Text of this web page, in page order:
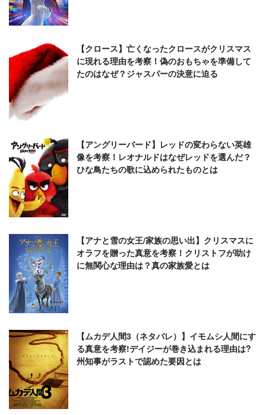
【クロース】亡くなったクロースがクリスマス
に現れる理由を考察！偽のおもちゃを準備して
たのはなぜ？ジャスパーの決意に迫る
【アングリーバード】レッドの変わらない英雄
像を考察！レオナルドはなぜレッドを選んだ？
ひな鳥たちの歌に込められたものとは
【アナと雪の女王/家族の思い出】クリスマスに
オラフを贈った真意を考察！クリストフが助け
に無関心な理由は？真の家族愛とは
【ムカデ人間3（ネタバレ）】イモムシ人間にす
る真意を考察!デイジーが巻き込まれる理由は?
州知事がラストで認めた要因とは